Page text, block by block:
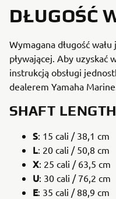
DŁUGOŚĆ
Wymagana długość
pływającej. Aby uzyskać
instrukcją obsługi
dealerem Yamaha
SHAFT
S: 15 cali / 38,1 cm
L: 20 cali / 50,8 cm
X: 25 cali / 63,5 cm
U: 30 cali / 76,2 cm
E: 35 cali / 88,9 cm